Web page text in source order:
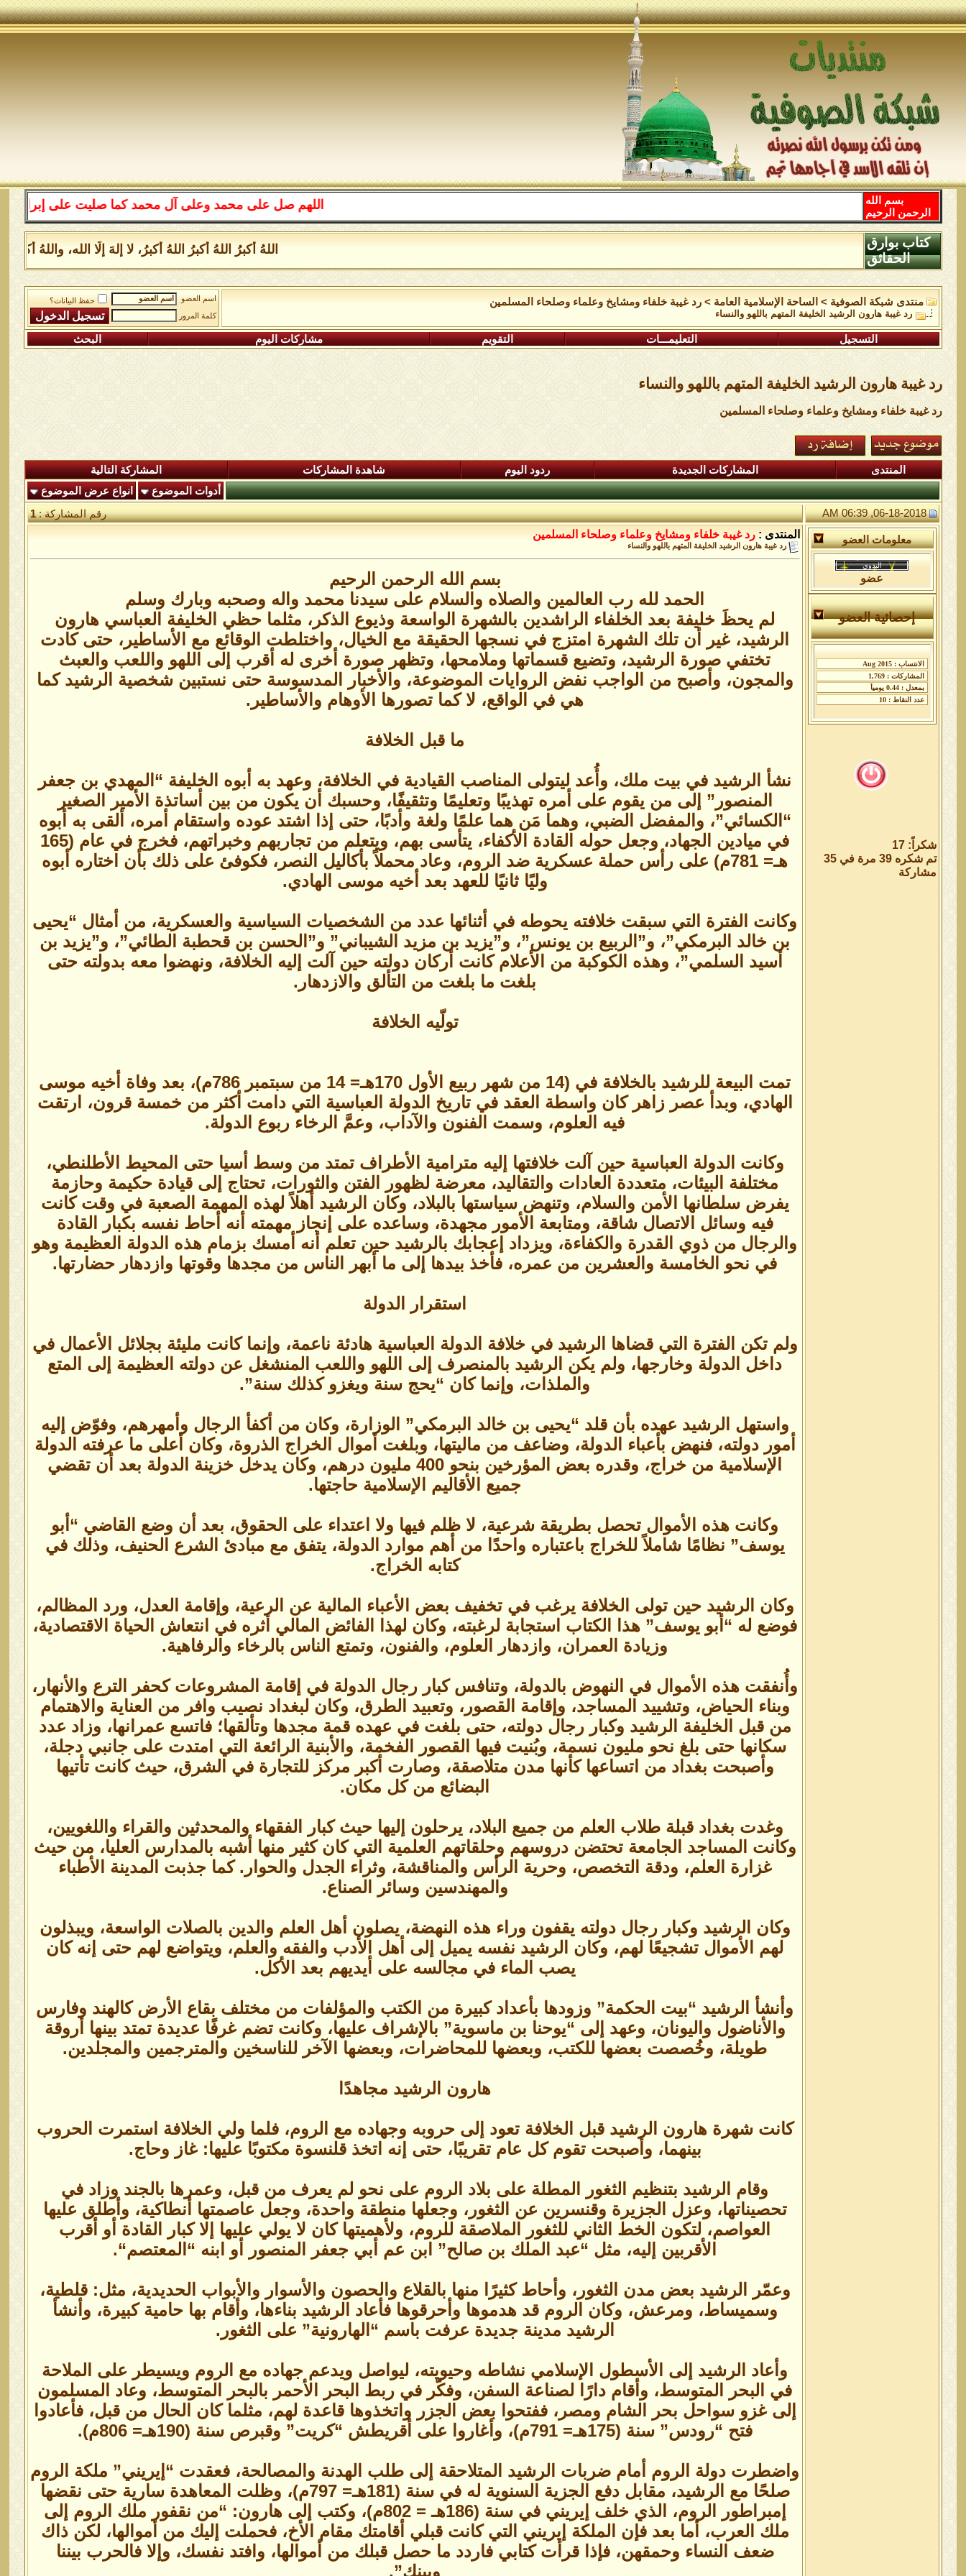
اللهم صل على محمد وعلى آل محمد كما صليت على إبراهيم وعلى آل
بسم الله
الرحمن الرحيم
اللهُ أكبرُ اللهُ أكبرُ اللهُ أكبرُ، لا إلهَ إلَّا الله، واللهُ أكبر
كتاب بوارق
الحقائق
منتدى شبكة الصوفية > الساحة اﻹسلامية العامة >رد غيبة خلفاء ومشايخ وعلماء وصلحاء المسلمين
رد غيبة هارون الرشيد الخليفة المتهم باللهو والنساء
اسم العضو
حفظ البيانات؟
كلمة المرور
التسجيل التعليمـــات التقويم مشاركات اليوم البحث
رد غيبة هارون الرشيد الخليفة المتهم باللهو والنساء
رد غيبة خلفاء ومشايخ وعلماء وصلحاء المسلمين
المنتدى المشاركات الجديدة ردود اليوم شاهدة المشاركات
المشاركة التالية
أدوات الموضوع
انواع عرض الموضوع
06-18-2018, 06:39 AM
رقم المشاركة :1
معلومات العضو
عضو
إحصائية العضو
شكراً: 17
تم شكره 39 مرة في 35
مشاركة
المنتدى : رد غيبة خلفاء ومشايخ وعلماء وصلحاء المسلمين
رد غيبة هارون الرشيد الخليفة المتهم باللهو والنساء
بسم الله الرحمن الرحيم
الحمد لله رب العالمين والصلاه والسلام على سيدنا محمد واله وصحبه وبارك وسلم
لم يحظَ خليفة بعد الخلفاء الراشدين بالشهرة الواسعة وذيوع الذكر، مثلما حظي الخليفة العباسي هارون
الرشيد، غير أن تلك الشهرة امتزج في نسجها الحقيقة مع الخيال، واختلطت الوقائع مع الأساطير، حتى كادت
تختفي صورة الرشيد، وتضيع قسماتها وملامحها، وتظهر صورة أخرى له أقرب إلى اللهو واللعب والعبث
والمجون، وأصبح من الواجب نفض الروايات الموضوعة، والأخبار المدسوسة حتى نستبين شخصية الرشيد كما
هي في الواقع، لا كما تصورها الأوهام والأساطير.
ما قبل الخلافة
نشأ الرشيد في بيت ملك، وأُعد ليتولى المناصب القيادية في الخلافة، وعهد به أبوه الخليفة “المهدي بن جعفر
المنصور” إلى من يقوم على أمره تهذيبًا وتعليمًا وتثقيفًا، وحسبك أن يكون من بين أساتذة الأمير الصغير
“الكسائي”، والمفضل الضبي، وهما مَن هما علمًا ولغة وأدبًا، حتى إذا اشتد عوده واستقام أمره، ألقى به أبوه
في ميادين الجهاد، وجعل حوله القادة الأكفاء، يتأسى بهم، ويتعلم من تجاربهم وخبراتهم، فخرج في عام (165
هـ= 781م) على رأس حملة عسكرية ضد الروم، وعاد محملاً بأكاليل النصر، فكوفئ على ذلك بأن اختاره أبوه
وليًا ثانيًا للعهد بعد أخيه موسى الهادي.
وكانت الفترة التي سبقت خلافته يحوطه في أثنائها عدد من الشخصيات السياسية والعسكرية، من أمثال “يحيى
بن خالد البرمكي”، و”الربيع بن يونس”، و”يزيد بن مزيد الشيباني” و”الحسن بن قحطبة الطائي”، و”يزيد بن
أسيد السلمي”، وهذه الكوكبة من الأعلام كانت أركان دولته حين آلت إليه الخلافة، ونهضوا معه بدولته حتى
بلغت ما بلغت من التألق والازدهار.
تولّيه الخلافة
تمت البيعة للرشيد بالخلافة في (14 من شهر ربيع الأول 170هـ= 14 من سبتمبر 786م)، بعد وفاة أخيه موسى
الهادي، وبدأ عصر زاهر كان واسطة العقد في تاريخ الدولة العباسية التي دامت أكثر من خمسة قرون، ارتقت
فيه العلوم، وسمت الفنون والآداب، وعمَّ الرخاء ربوع الدولة.
وكانت الدولة العباسية حين آلت خلافتها إليه مترامية الأطراف تمتد من وسط أسيا حتى المحيط الأطلنطي،
مختلفة البيئات، متعددة العادات والتقاليد، معرضة لظهور الفتن والثورات، تحتاج إلى قيادة حكيمة وحازمة
يفرض سلطانها الأمن والسلام، وتنهض سياستها بالبلاد، وكان الرشيد أهلاً لهذه المهمة الصعبة في وقت كانت
فيه وسائل الاتصال شاقة، ومتابعة الأمور مجهدة، وساعده على إنجاز مهمته أنه أحاط نفسه بكبار القادة
والرجال من ذوي القدرة والكفاءة، ويزداد إعجابك بالرشيد حين تعلم أنه أمسك بزمام هذه الدولة العظيمة وهو
في نحو الخامسة والعشرين من عمره، فأخذ بيدها إلى ما أبهر الناس من مجدها وقوتها وازدهار حضارتها.
استقرار الدولة
ولم تكن الفترة التي قضاها الرشيد في خلافة الدولة العباسية هادئة ناعمة، وإنما كانت مليئة بجلائل الأعمال في
داخل الدولة وخارجها، ولم يكن الرشيد بالمنصرف إلى اللهو واللعب المنشغل عن دولته العظيمة إلى المتع
والملذات، وإنما كان “يحج سنة ويغزو كذلك سنة”.
واستهل الرشيد عهده بأن قلد “يحيى بن خالد البرمكي” الوزارة، وكان من أكفأ الرجال وأمهرهم، وفوّض إليه
أمور دولته، فنهض بأعباء الدولة، وضاعف من ماليتها، وبلغت أموال الخراج الذروة، وكان أعلى ما عرفته الدولة
الإسلامية من خراج، وقدره بعض المؤرخين بنحو 400 مليون درهم، وكان يدخل خزينة الدولة بعد أن تقضي
جميع الأقاليم الإسلامية حاجتها.
وكانت هذه الأموال تحصل بطريقة شرعية، لا ظلم فيها ولا اعتداء على الحقوق، بعد أن وضع القاضي “أبو
يوسف” نظامًا شاملاً للخراج باعتباره واحدًا من أهم موارد الدولة، يتفق مع مبادئ الشرع الحنيف، وذلك في
كتابه الخراج.
وكان الرشيد حين تولى الخلافة يرغب في تخفيف بعض الأعباء المالية عن الرعية، وإقامة العدل، ورد المظالم،
فوضع له “أبو يوسف” هذا الكتاب استجابة لرغبته، وكان لهذا الفائض المالي أثره في انتعاش الحياة الاقتصادية،
وزيادة العمران، وازدهار العلوم، والفنون، وتمتع الناس بالرخاء والرفاهية.
وأُنفقت هذه الأموال في النهوض بالدولة، وتنافس كبار رجال الدولة في إقامة المشروعات كحفر الترع والأنهار،
وبناء الحياض، وتشييد المساجد، وإقامة القصور، وتعبيد الطرق، وكان لبغداد نصيب وافر من العناية والاهتمام
من قبل الخليفة الرشيد وكبار رجال دولته، حتى بلغت في عهده قمة مجدها وتألقها؛ فاتسع عمرانها، وزاد عدد
سكانها حتى بلغ نحو مليون نسمة، وبُنيت فيها القصور الفخمة، والأبنية الرائعة التي امتدت على جانبي دجلة،
وأصبحت بغداد من اتساعها كأنها مدن متلاصقة، وصارت أكبر مركز للتجارة في الشرق، حيث كانت تأتيها
البضائع من كل مكان.
وغدت بغداد قبلة طلاب العلم من جميع البلاد، يرحلون إليها حيث كبار الفقهاء والمحدثين والقراء واللغويين،
وكانت المساجد الجامعة تحتضن دروسهم وحلقاتهم العلمية التي كان كثير منها أشبه بالمدارس العليا، من حيث
غزارة العلم، ودقة التخصص، وحرية الرأس والمناقشة، وثراء الجدل والحوار. كما جذبت المدينة الأطباء
والمهندسين وسائر الصناع.
وكان الرشيد وكبار رجال دولته يقفون وراء هذه النهضة، يصلون أهل العلم والدين بالصلات الواسعة، ويبذلون
لهم الأموال تشجيعًا لهم، وكان الرشيد نفسه يميل إلى أهل الأدب والفقه والعلم، ويتواضع لهم حتى إنه كان
يصب الماء في مجالسه على أيديهم بعد الأكل.
وأنشأ الرشيد “بيت الحكمة” وزودها بأعداد كبيرة من الكتب والمؤلفات من مختلف بقاع الأرض كالهند وفارس
والأناضول واليونان، وعهد إلى “يوحنا بن ماسوية” بالإشراف عليها، وكانت تضم غرفًا عديدة تمتد بينها أروقة
طويلة، وخُصصت بعضها للكتب، وبعضها للمحاضرات، وبعضها الآخر للناسخين والمترجمين والمجلدين.
هارون الرشيد مجاهدًا
كانت شهرة هارون الرشيد قبل الخلافة تعود إلى حروبه وجهاده مع الروم، فلما ولي الخلافة استمرت الحروب
بينهما، وأصبحت تقوم كل عام تقريبًا، حتى إنه اتخذ قلنسوة مكتوبًا عليها: غاز وحاج.
وقام الرشيد بتنظيم الثغور المطلة على بلاد الروم على نحو لم يعرف من قبل، وعمرها بالجند وزاد في
تحصيناتها، وعزل الجزيرة وقنسرين عن الثغور، وجعلها منطقة واحدة، وجعل عاصمتها أنطاكية، وأطلق عليها
العواصم، لتكون الخط الثاني للثغور الملاصقة للروم، ولأهميتها كان لا يولي عليها إلا كبار القادة أو أقرب
الأقربين إليه، مثل “عبد الملك بن صالح” ابن عم أبي جعفر المنصور أو ابنه “المعتصم“.
وعمّر الرشيد بعض مدن الثغور، وأحاط كثيرًا منها بالقلاع والحصون والأسوار والأبواب الحديدية، مثل: قلطية،
وسميساط، ومرعش، وكان الروم قد هدموها وأحرقوها فأعاد الرشيد بناءها، وأقام بها حامية كبيرة، وأنشأ
الرشيد مدينة جديدة عرفت باسم “الهارونية” على الثغور.
وأعاد الرشيد إلى الأسطول الإسلامي نشاطه وحيويته، ليواصل ويدعم جهاده مع الروم ويسيطر على الملاحة
في البحر المتوسط، وأقام دارًا لصناعة السفن، وفكّر في ربط البحر الأحمر بالبحر المتوسط، وعاد المسلمون
إلى غزو سواحل بحر الشام ومصر، ففتحوا بعض الجزر واتخذوها قاعدة لهم، مثلما كان الحال من قبل، فأعادوا
فتح “رودس” سنة (175هـ= 791م)، وأغاروا على أقريطش “كريت” وقبرص سنة (190هـ= 806م).
واضطرت دولة الروم أمام ضربات الرشيد المتلاحقة إلى طلب الهدنة والمصالحة، فعقدت “إيريني” ملكة الروم
صلحًا مع الرشيد، مقابل دفع الجزية السنوية له في سنة (181هـ= 797م)، وظلت المعاهدة سارية حتى نقضها
إمبراطور الروم، الذي خلف إيريني في سنة (186هـ = 802م)، وكتب إلى هارون: “من نقفور ملك الروم إلى
ملك العرب، أما بعد فإن الملكة إيريني التي كانت قبلي أقامتك مقام الأخ، فحملت إليك من أموالها، لكن ذاك
ضعف النساء وحمقهن، فإذا قرأت كتابي فاردد ما حصل قبلك من أموالها، وافتد نفسك، وإلا فالحرب بيننا
وبينك”.